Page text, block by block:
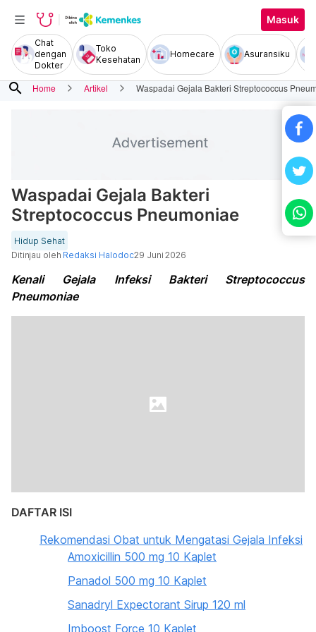
Masuk
Chat
dengan
Dokter
Toko
Kesehatan
Homecare Asuransiku
search Home Artikel Waspadai Gejala Bakteri Streptococcus
Waspadai Gejala Bakteri
Streptococcus Pneumoniae
Hidup Sehat
Ditinjau oleh Redaksi Halodoc29 Juni 2026
Kenali Gejala Infeksi Bakteri Streptococcus
Pneumoniae
DAFTAR ISI
Rekomendasi Obat untuk Mengatasi Gejala Infeksi
Amoxicillin 500 mg 10 Kaplet
Panadol 500 mg 10 Kaplet
Sanadryl Expectorant Sirup 120 ml
Imboost Force 10 Kaplet